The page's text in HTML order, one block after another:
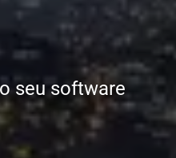
seu software